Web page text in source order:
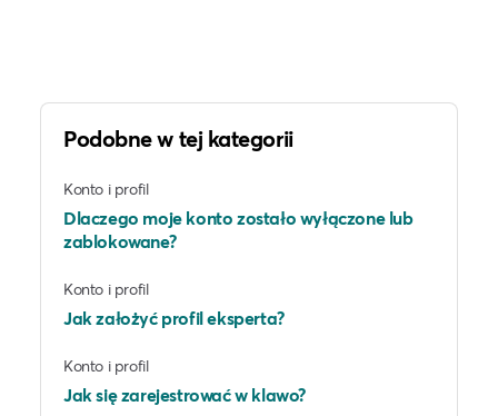
Podobne w tej kategorii
Konto i profil
Dlaczego moje konto zostało wyłączone lub
zablokowane?
Konto i profil
Jak założyć profil eksperta?
Konto i profil
Jak się zarejestrować w klawo?